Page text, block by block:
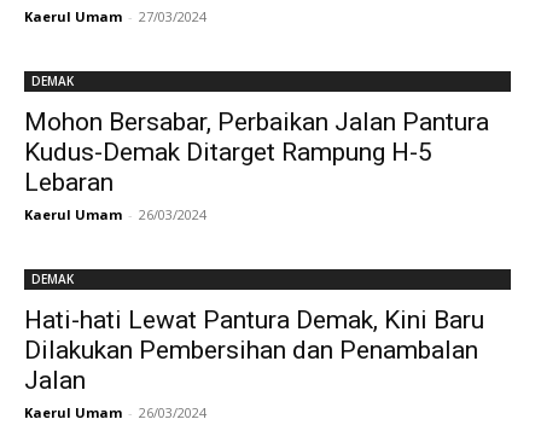
Kaerul Umam - 27/03/2024
DEMAK
Mohon Bersabar, Perbaikan Jalan Pantura
Kudus-Demak Ditarget Rampung H-5
Lebaran
Kaerul Umam - 26/03/2024
DEMAK
Hati-hati Lewat Pantura Demak, Kini Baru
Dilakukan Pembersihan dan Penambalan
Jalan
Kaerul Umam - 26/03/2024